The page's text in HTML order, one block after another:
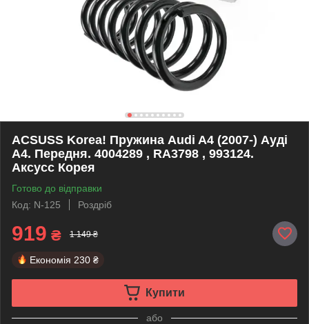
ACSUSS Korea! Пружина Audi A4 (2007-) Ауді
А4. Передня. 4004289 , RA3798 , 993124.
Аксусс Корея
Готово до відправки
Код: N-125
Роздріб
919 ₴ 1 149 ₴
Економія 230 ₴
Купити
або